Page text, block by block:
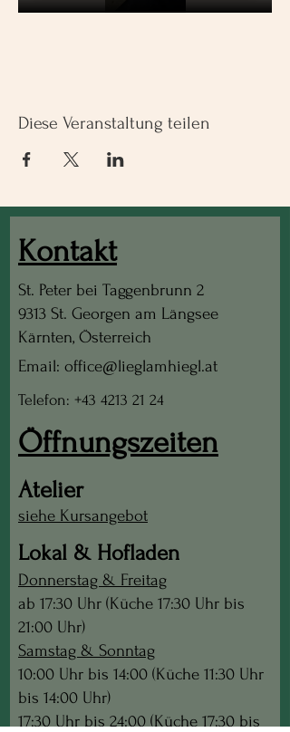
Diese Veranstaltung teilen
Kontakt
St. Peter bei Taggenbrunn 2
9313 St. Georgen am Längsee
Kärnten, Österreich
Email: office@lieglamhiegl.at
Telefon: +43 4213 21 24
Öffnungszeiten
Atelier
siehe Kursangebot
Lokal & Hofladen
Donnerstag & Freitag
ab 17:30 Uhr (Küche 17:30 Uhr bis
21:00 Uhr)
Samstag & Sonntag
10:00 Uhr bis 14:00 (Küche 11:30 Uhr
bis 14:00 Uhr)
17:30 Uhr bis 24:00 (Küche 17:30 bis